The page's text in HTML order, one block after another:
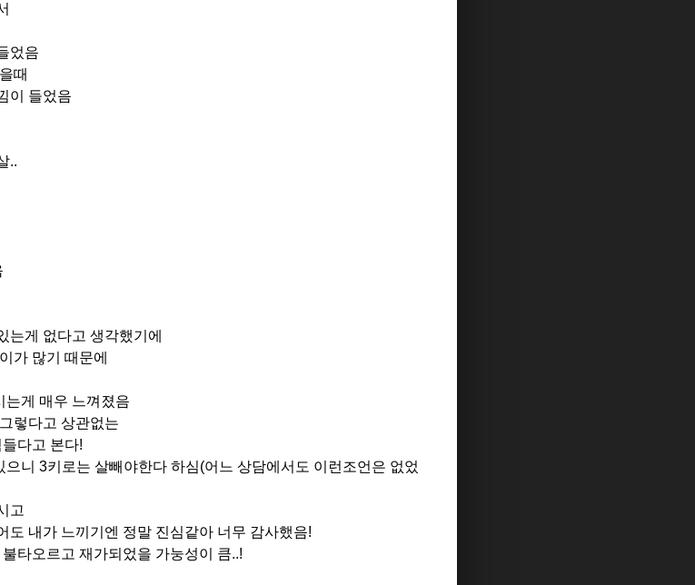
었음
때
이 들었음
..
는게 없다고 생각했기에
가 많기 때문에
는게 매우 느껴졌음
렇다고 상관없는
다고 본다!
니 3키로는 살빼야한다 하심(어느 상담에서도 이런조언은 없었
고
도 내가 느끼기엔 정말 진심같아 너무 감사했음!
타오르고 재가되었을 가눙성이 큼..!